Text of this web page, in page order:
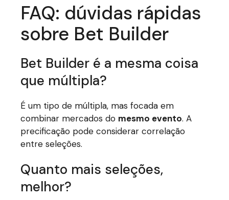
FAQ: dúvidas rápidas
sobre Bet Builder
Bet Builder é a mesma coisa
que múltipla?
É um tipo de múltipla, mas focada em
combinar mercados do mesmo evento. A
precificação pode considerar correlação
entre seleções.
Quanto mais seleções,
melhor?